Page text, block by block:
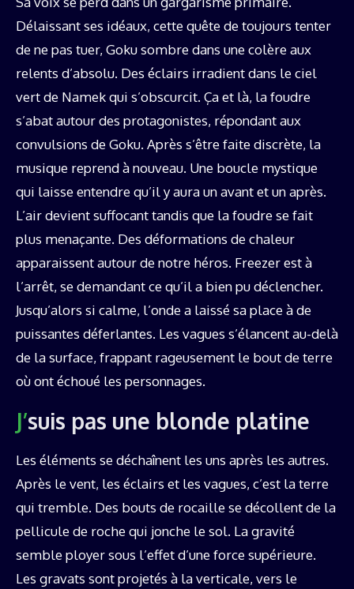
Délaissant ses idéaux, cette quête de toujours tenter
de ne pas tuer, Goku sombre dans une colère aux
relents d’absolu. Des éclairs irradient dans le ciel
vert de Namek qui s’obscurcit. Ça et là, la foudre
s’abat autour des protagonistes, répondant aux
convulsions de Goku. Après s’être faite discrète, la
musique reprend à nouveau. Une boucle mystique
qui laisse entendre qu’il y aura un avant et un après.
L’air devient suffocant tandis que la foudre se fait
plus menaçante. Des déformations de chaleur
apparaissent autour de notre héros. Freezer est à
l’arrêt, se demandant ce qu’il a bien pu déclencher.
Jusqu’alors si calme, l’onde a laissé sa place à de
puissantes déferlantes. Les vagues s’élancent au-delà
de la surface, frappant rageusement le bout de terre
où ont échoué les personnages.
J’suis pas une blonde platine
Les éléments se déchaînent les uns après les autres.
Après le vent, les éclairs et les vagues, c’est la terre
qui tremble. Des bouts de rocaille se décollent de la
pellicule de roche qui jonche le sol. La gravité
semble ployer sous l’effet d’une force supérieure.
Les gravats sont projetés à la verticale, vers le